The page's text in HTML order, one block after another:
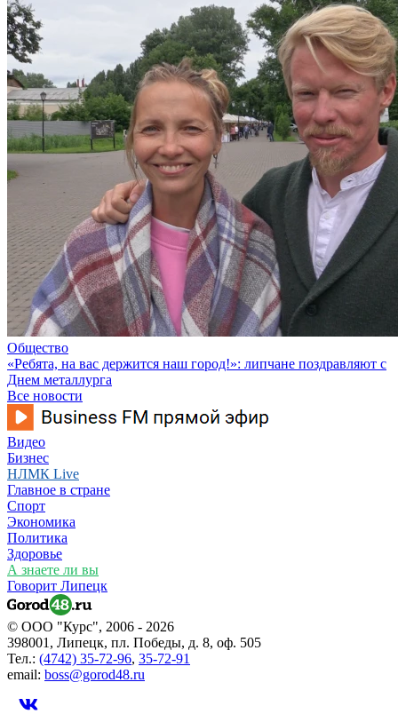
Общество
«Ребята, на вас держится наш город!»: липчане поздравляют с
Днем металлурга
Все новости
Видео
Бизнес
НЛМК Live
Главное в стране
Спорт
Экономика
Политика
Здоровье
А знаете ли вы
Говорит Липецк
© ООО "Курс", 2006 - 2026
398001, Липецк, пл. Победы, д. 8, оф. 505
Тел.: (4742) 35-72-96, 35-72-91
email: boss@gorod48.ru